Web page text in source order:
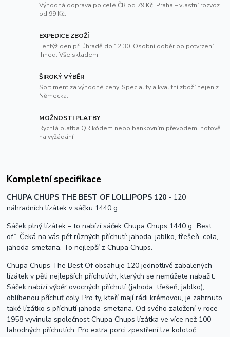
Výhodná doprava po celé ČR od 79 Kč. Praha – vlastní rozvoz
od 99 Kč.
EXPEDICE ZBOŽÍ
Tentýž den při úhradě do 12:30. Osobní odběr po potvrzení
ihned. Vše skladem.
ŠIROKÝ VÝBĚR
Sortiment za výhodné ceny. Speciality a kvalitní zboží nejen z
Německa.
MOŽNOSTI PLATBY
Rychlá platba QR kódem nebo bankovním převodem, hotově
na vyžádání.
Kompletní specifikace
CHUPA CHUPS THE BEST OF LOLLIPOPS 120 - 120
náhradních lízátek v sáčku 1440 g
Sáček plný lízátek – to nabízí sáček Chupa Chups 1440 g „Best
of“. Čeká na vás pět různých příchutí: jahoda, jablko, třešeň, cola,
jahoda-smetana. To nejlepší z Chupa Chups.
Chupa Chups The Best Of obsahuje 120 jednotlivě zabalených
lízátek v pěti nejlepších příchutích, kterých se nemůžete nabažit.
Sáček nabízí výběr ovocných příchutí (jahoda, třešeň, jablko),
oblíbenou příchuť coly. Pro ty, kteří mají rádi krémovou, je zahrnuto
také lízátko s příchutí jahoda-smetana. Od svého založení v roce
1958 vyvinula společnost Chupa Chups lízátka ve více než 100
lahodných příchutích. Pro extra porci zpestření lze kolotoč